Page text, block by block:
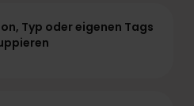
Typ oder eigenen Tags